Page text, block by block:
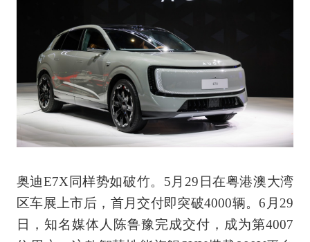
奥迪E7X同样势如破竹。5月29日在粤港澳大湾
区车展上市后，首月交付即突破4000辆。6月29
日，知名媒体人陈鲁豫完成交付，成为第4007